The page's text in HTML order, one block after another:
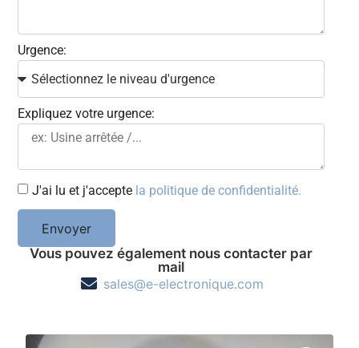
Urgence:
Expliquez votre urgence:
J'ai lu et j'accepte la politique de confidentialité.
Envoyer
Vous pouvez également nous contacter par
mail
sales@e-electronique.com